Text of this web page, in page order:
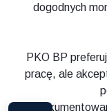
dogodnych
PKO BP
pracę, ale